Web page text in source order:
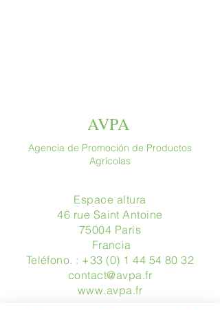
AVPA
Agencia de Promoción de Productos
Agrícolas
Espace altura
46 rue Saint Antoine
75004 París
​ Francia
Teléfono. : +33 (0) 1 44 54 80 32
contact@avpa.fr
www.avpa.fr